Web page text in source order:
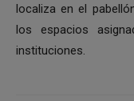
localiza en el
los espacios
instituciones.